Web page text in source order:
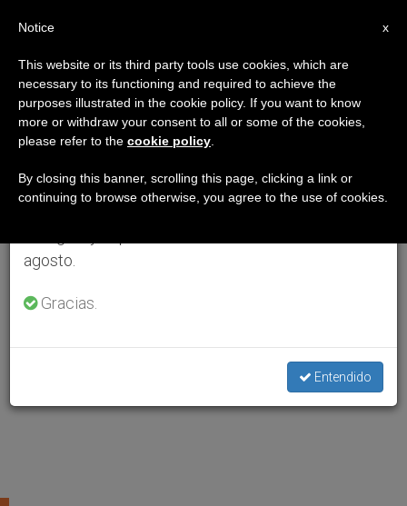
×
Aviso importante
Del 27 de julio al 7 de agosto haremos la pausa
anual, aprovechando que en el periodo de verano
se generan menos informaciones y también el
agosto.
Gracias.
Entendido
x
Notice
This website or its third party tools use cookies, which are
necessary to its functioning and required to achieve the
purposes illustrated in the cookie policy. If you want to know
more or withdraw your consent to all or some of the cookies,
please refer to the cookie policy
By closing this banner, scrolling this page, clicking a link or
continuing to browse otherwise, you agree to the use of cookies.